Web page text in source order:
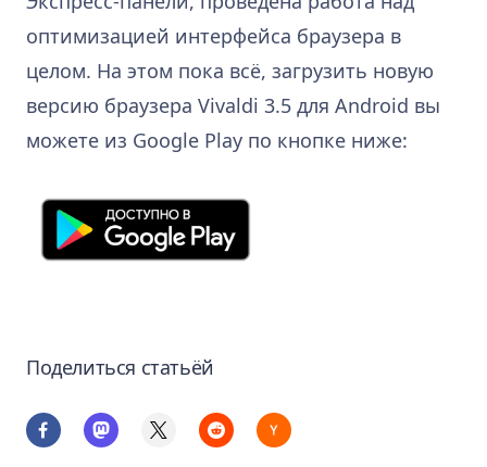
оптимизацией интерфейса браузера в
целом. На этом пока всё, загрузить новую
версию браузера Vivaldi 3.5 для Android вы
можете из Google Play по кнопке ниже:
Поделиться статьёй